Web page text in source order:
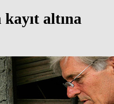
altına